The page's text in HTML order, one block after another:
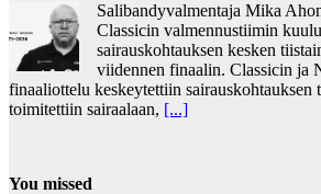
Salibandyvalmentaja Mika
Classicin valmennustiimin
sairauskohtauksen kesken
viidennen finaalin. Classicin ja
finaaliottelu keskeytettiin sairauskohtauksen
toimitettiin sairaalaan, [...]
You missed